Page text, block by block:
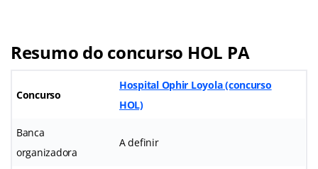
Resumo do concurso HOL PA
Concurso
Hospital Ophir Loyola (concurso
HOL)
Banca
organizadora
A definir